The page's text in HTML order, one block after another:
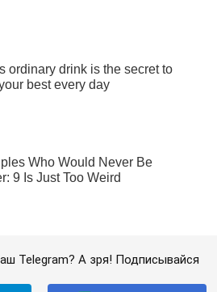
Telegram? А зря! Подписывайся